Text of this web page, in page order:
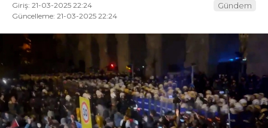
SPOR
EKONOMI
MAGAZIN
POLITIKA
DÜNYA
Giriş: 21-03-2025 22:24
Güncelleme: 21-03-2025 22:24
Gündem